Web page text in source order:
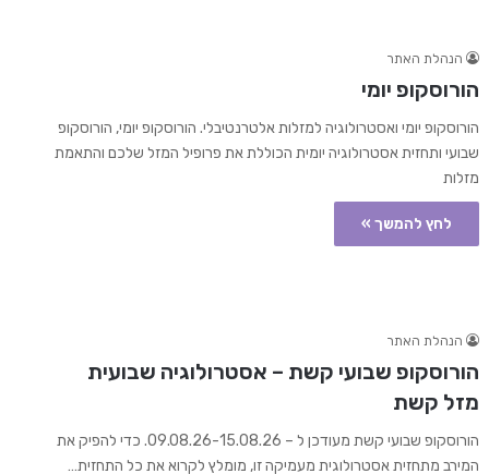
הנהלת האתר
הורוסקופ יומי
הורוסקופ יומי ואסטרולוגיה למזלות אלטרנטיבלי. הורוסקופ יומי, הורוסקופ
שבועי ותחזית אסטרולוגיה יומית הכוללת את פרופיל המזל שלכם והתאמת
מזלות
לחץ להמשך »
הנהלת האתר
הורוסקופ שבועי קשת – אסטרולוגיה שבועית
מזל קשת
הורוסקופ שבועי קשת מעודכן ל – 09.08.26-15.08.26. כדי להפיק את
המירב מתחזית אסטרולוגית מעמיקה זו, מומלץ לקרוא את כל התחזית…